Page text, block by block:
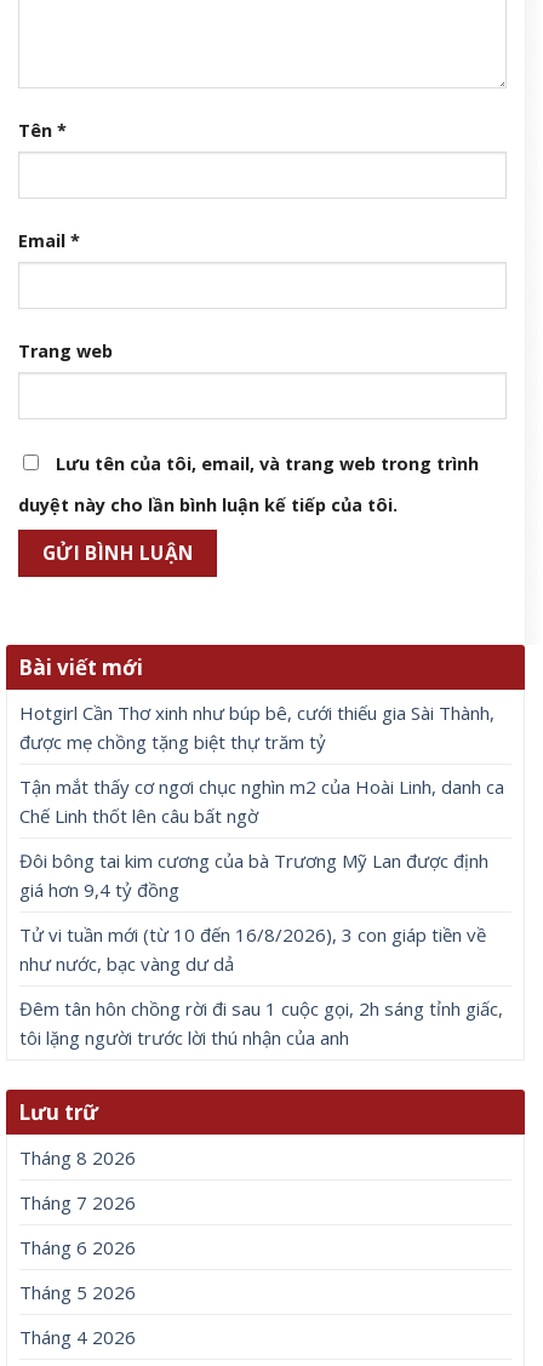
Tên *
Email *
Trang web
Lưu tên của tôi, email, và trang web trong trình
duyệt này cho lần bình luận kế tiếp của tôi.
Bài viết mới
Hotgirl Cần Thơ xinh như búp bê, cưới thiếu gia Sài Thành,
được mẹ chồng tặng biệt thự trăm tỷ
Tận mắt thấy cơ ngơi chục nghìn m2 của Hoài Linh, danh ca
Chế Linh thốt lên câu bất ngờ
Đôi bông tai kim cương của bà Trương Mỹ Lan được định
giá hơn 9,4 tỷ đồng
Tử vi tuần mới (từ 10 đến 16/8/2026), 3 con giáp tiền về
như nước, bạc vàng dư dả
Đêm tân hôn chồng rời đi sau 1 cuộc gọi, 2h sáng tỉnh giấc,
tôi lặng người trước lời thú nhận của anh
Lưu trữ
Tháng 8 2026
Tháng 7 2026
Tháng 6 2026
Tháng 5 2026
Tháng 4 2026